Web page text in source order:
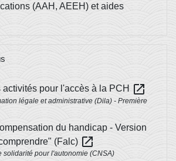
(AAH, AEEH) et aides
activités pour l'accès à la PCH open_in_new
légale et administrative (Dila) - Première
du handicap - Version
(Falc) open_in_new
solidarité pour l'autonomie (CNSA)